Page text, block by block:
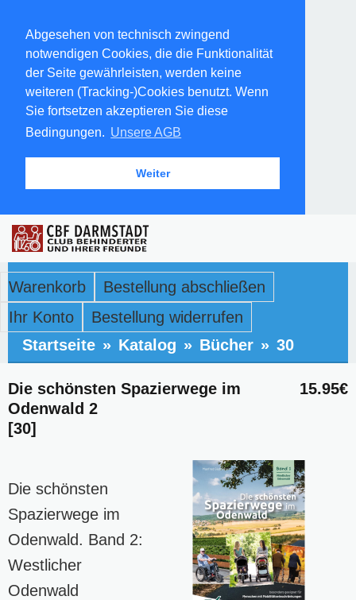
Abgesehen von technisch zwingend
notwendigen Cookies, die die Funktionalität
der Seite gewährleisten, werden keine
weiteren (Tracking-)Cookies benutzt. Wenn
Sie fortsetzen akzeptieren Sie diese
Bedingungen. Unsere AGB
Weiter
Warenkorb
Bestellung abschließen
Ihr Konto
Bestellung widerrufen
Startseite » Katalog » Bücher » 30
15.95€
Die schönsten Spazierwege im
Odenwald 2
[30]
Die schönsten
Spazierwege im
Odenwald. Band 2:
Westlicher
Odenwald